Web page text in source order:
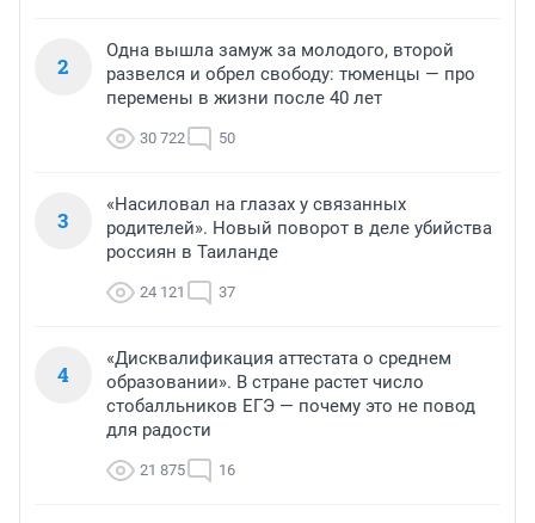
2
Одна вышла замуж за молодого, второй
развелся и обрел свободу: тюменцы — про
перемены в жизни после 40 лет
30 722 50
3
«Насиловал на глазах у связанных
родителей». Новый поворот в деле убийства
россиян в Таиланде
24 121 37
4
«Дисквалификация аттестата о среднем
образовании». В стране растет число
стобалльников ЕГЭ — почему это не повод
для радости
21 875 16